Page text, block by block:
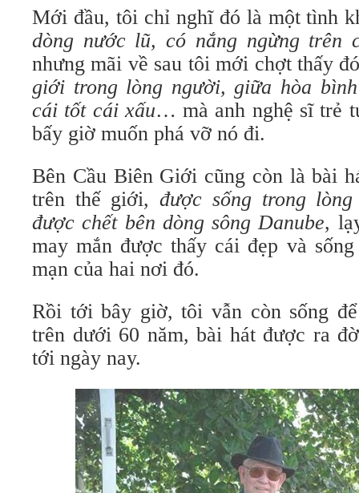
Mới đầu, tôi chỉ nghĩ đó là một tình
dòng nước lũ, có nắng ngừng trên
nhưng mãi về sau tôi mới chợt thấy
giới trong lòng người, giữa hòa
cái tốt cái xấu… mà anh nghệ sĩ trẻ
bấy giờ muốn phá vỡ nó đi.
Bên Cầu Biên Giới cũng còn là bài
trên thế giới,được sống trong
được chết bên dòng sông Danube,
may mắn được thấy cái đẹp và
mạn của hai nơi đó.
Rồi tới bây giờ, tôi vẫn còn sống
trên dưới 60 năm, bài hát được ra
tới ngày nay.